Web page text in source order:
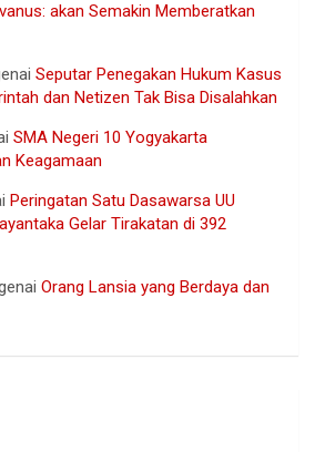
akan Semakin Memberatkan
Seputar Penegakan Hukum Kasus
dan Netizen Tak Bisa Disalahkan
SMA Negeri 10 Yogyakarta
Keagamaan
Peringatan Satu Dasawarsa UU
Gelar Tirakatan di 392
Orang Lansia yang Berdaya dan